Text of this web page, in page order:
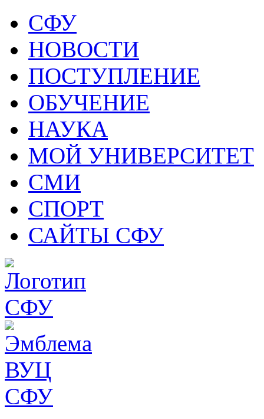
СФУ
НОВОСТИ
ПОСТУПЛЕНИЕ
ОБУЧЕНИЕ
НАУКА
МОЙ УНИВЕРСИТЕТ
СМИ
СПОРТ
САЙТЫ СФУ